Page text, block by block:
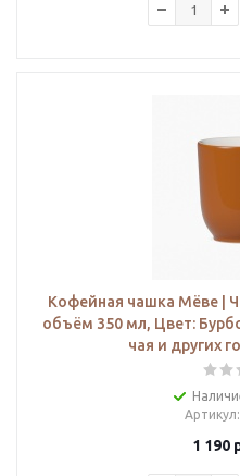
Кофейная чашка Мёве |
объём 350 мл, Цвет:
чая и других
Артикул
1 190